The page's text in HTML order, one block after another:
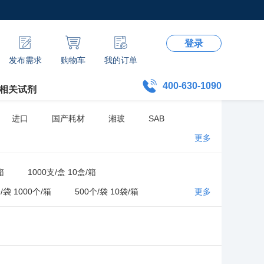
发布需求 购物车 我的订单
登录
关试剂 400-630-1090
进口 国产耗材 湘玻 SAB
更多
1000支/盒 10盒/箱
袋 1000个/箱 500个/袋 10袋/箱 更多